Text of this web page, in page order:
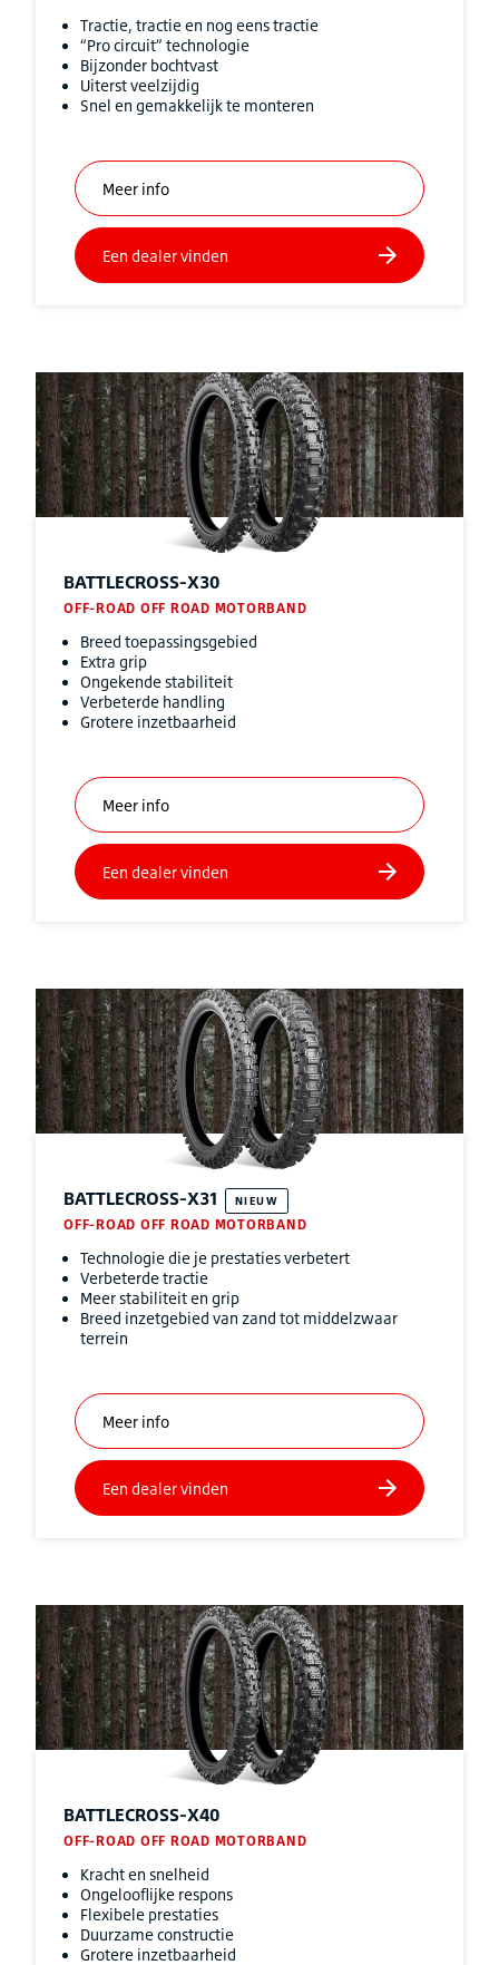
Tractie, tractie en nog eens tractie
“Pro circuit” technologie
Bijzonder bochtvast
Uiterst veelzijdig
Snel en gemakkelijk te monteren
BATTLECROSS-X30
OFF-ROAD OFF ROAD MOTORBAND
Breed toepassingsgebied
Extra grip
Ongekende stabiliteit
Verbeterde handling
Grotere inzetbaarheid
BATTLECROSS-X31 NIEUW
OFF-ROAD OFF ROAD MOTORBAND
Technologie die je prestaties verbetert
Verbeterde tractie
Meer stabiliteit en grip
Breed inzetgebied van zand tot middelzwaar
terrein
BATTLECROSS-X40
OFF-ROAD OFF ROAD MOTORBAND
Kracht en snelheid
Ongelooflijke respons
Flexibele prestaties
Duurzame constructie
Grotere inzetbaarheid